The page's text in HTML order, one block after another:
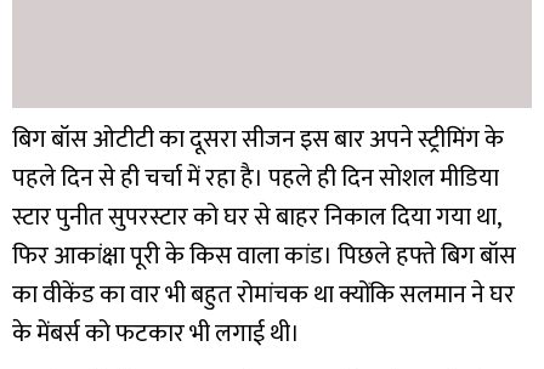
बिग बॉस ओटीटी का दूसरा सीजन इस बार अपने स्ट्रीमिंग के
पहले दिन से ही चर्चा में रहा है। पहले ही दिन सोशल मीडिया
स्टार पुनीत सुपरस्टार को घर से बाहर निकाल दिया गया था,
फिर आकांक्षा पूरी के किस वाला कांड। पिछले हफ्ते बिग बॉस
का वीकेंड का वार भी बहुत रोमांचक था क्योंकि सलमान ने घर
के मेंबर्स को फटकार भी लगाई थी।